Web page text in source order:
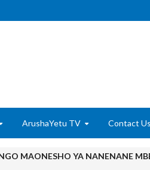
ArushaYetu TV Contact Us
MAONESHO YA NANENANE